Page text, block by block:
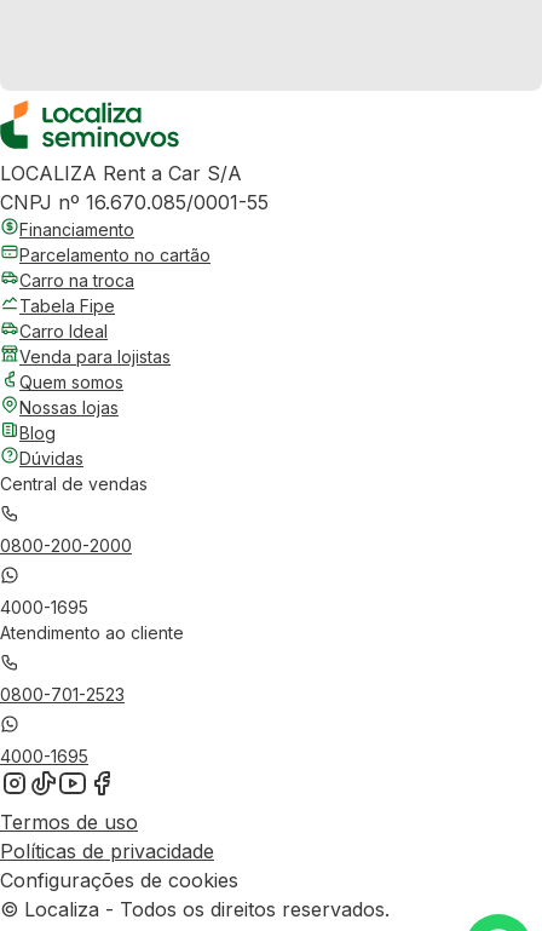
LOCALIZA Rent a Car S/A
CNPJ nº 16.670.085/0001-55
Financiamento
Parcelamento no cartão
Carro na troca
Tabela Fipe
Carro Ideal
Venda para lojistas
Quem somos
Nossas lojas
Blog
Dúvidas
Central de vendas
0800-200-2000
4000-1695
Atendimento ao cliente
0800-701-2523
4000-1695
Termos de uso
Políticas de privacidade
Configurações de cookies
© Localiza - Todos os direitos reservados.